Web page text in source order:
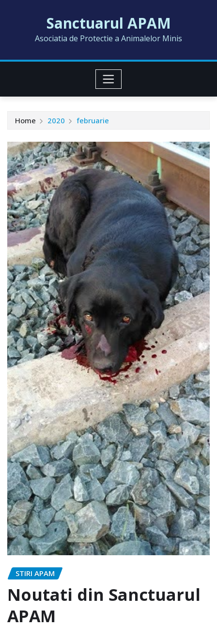
Sanctuarul APAM
Asociatia de Protectie a Animalelor Minis
Home 2020 februarie
STIRI APAM
Noutati din Sanctuarul
APAM